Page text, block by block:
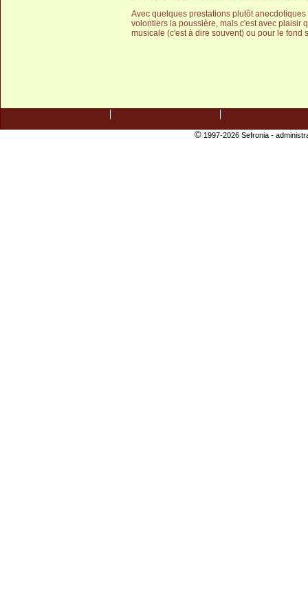
Avec quelques prestations plutôt
volontiers la poussière, mais c'est avec plaisir
musicale (c'est à dire souvent) ou pour le fond
©1997-2026 Sefronia -